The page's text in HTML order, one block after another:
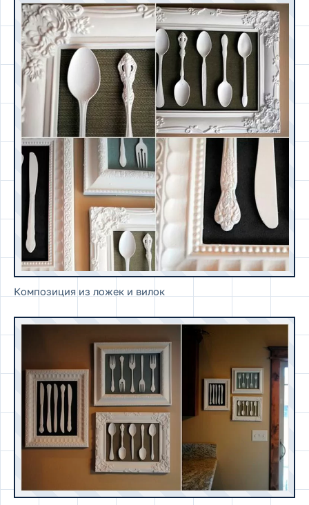
Композиция из ложек и вилок